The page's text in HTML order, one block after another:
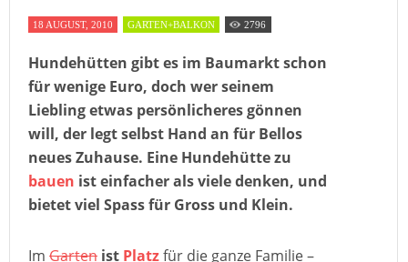
18 AUGUST, 2010 GARTEN+BALKON 2796
Hundehütten gibt es im Baumarkt schon
für wenige Euro, doch wer seinem
Liebling etwas persönlicheres gönnen
will, der legt selbst Hand an für Bellos
neues Zuhause. Eine Hundehütte zu
bauen ist einfacher als viele denken, und
bietet viel Spass für Gross und Klein.
Im Garten ist Platzfür die ganze Familie –